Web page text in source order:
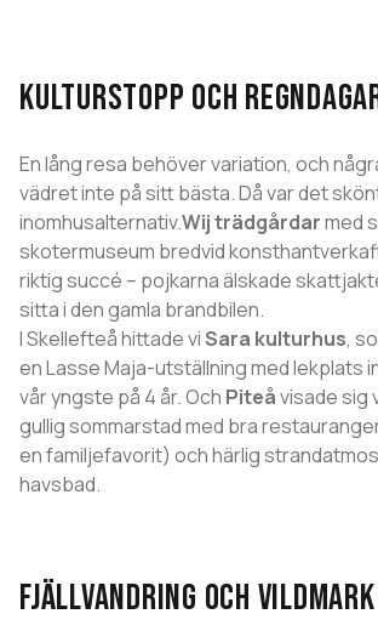
KULTURSTOPP OCH
En lång resa behöver variation, och
vädret inte på sitt bästa. Då var det
inomhusalternativ.Wij trädgårdarmed
skotermuseum bredvid
riktig succé – pojkarna älskade
sitta i den gamla brandbilen.
I Skellefteå hittade viSara kulturhus,
en Lasse Maja-utställning med lekplats
vår yngste på 4 år. Och Piteåvisade sig
gullig sommarstad med bra
en familjefavorit) och härlig
havsbad.
FJÄLLVANDRING OCH VILDMARK